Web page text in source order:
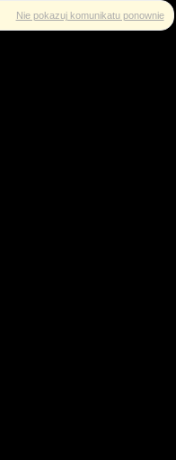
Nie pokazuj komunikatu ponownie